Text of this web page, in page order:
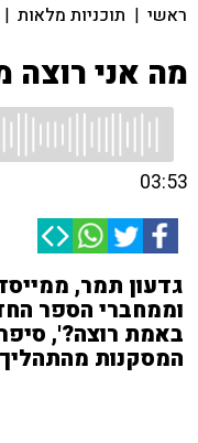
ראשי | תוכניות מלאות |
מה אני רוצה
03:53
וממחברי הספר
באמת רוצה?',
המסקנות מהתהליך